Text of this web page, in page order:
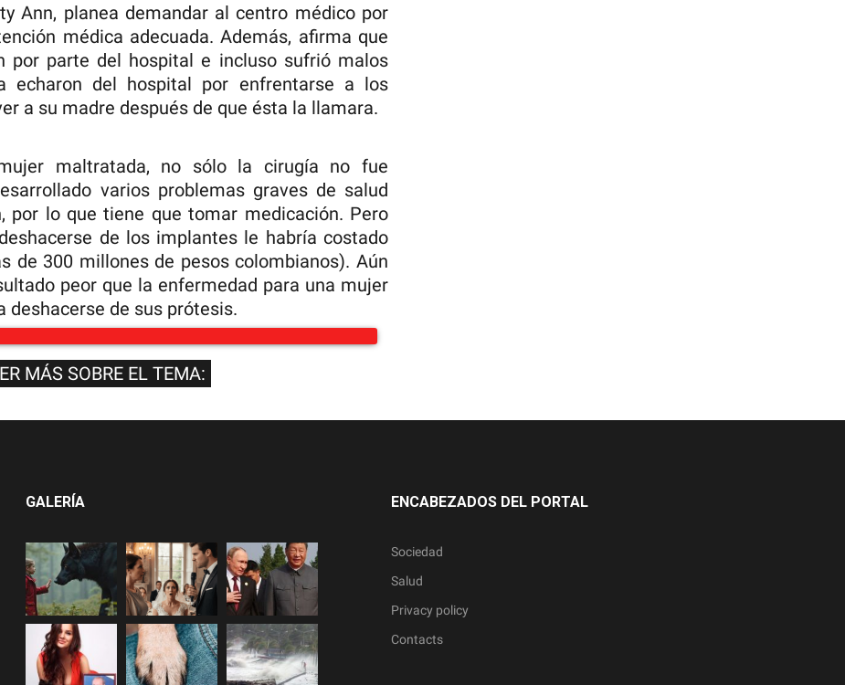
Ann, planea demandar al centro médico por
médica adecuada. Además, afirma que
por parte del hospital e incluso sufrió malos
echaron del hospital por enfrentarse a los
a su madre después de que ésta la llamara.
maltratada, no sólo la cirugía no fue
varios problemas graves de salud
por lo que tiene que tomar medicación. Pero
de los implantes le habría costado
de 300 millones de pesos colombianos). Aún
peor que la enfermedad para una mujer
deshacerse de sus prótesis.
MÁS SOBRE EL TEMA:
GALERÍA ENCABEZADOS DEL PORTAL
Sociedad
Salud
Privacy policy
Contacts